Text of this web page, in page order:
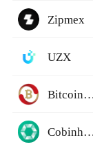
Zipmex
UZX
Bitcoinwin
Cobinhood